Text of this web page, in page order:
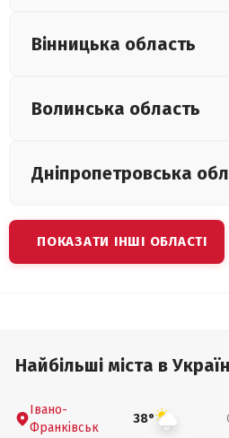
Вінницька область
Волинська область
Дніпропетровська
ПОКАЗАТИ ІНШІ ОБЛАСТІ
Найбільші міста в
Івано-
Франківськ
38°